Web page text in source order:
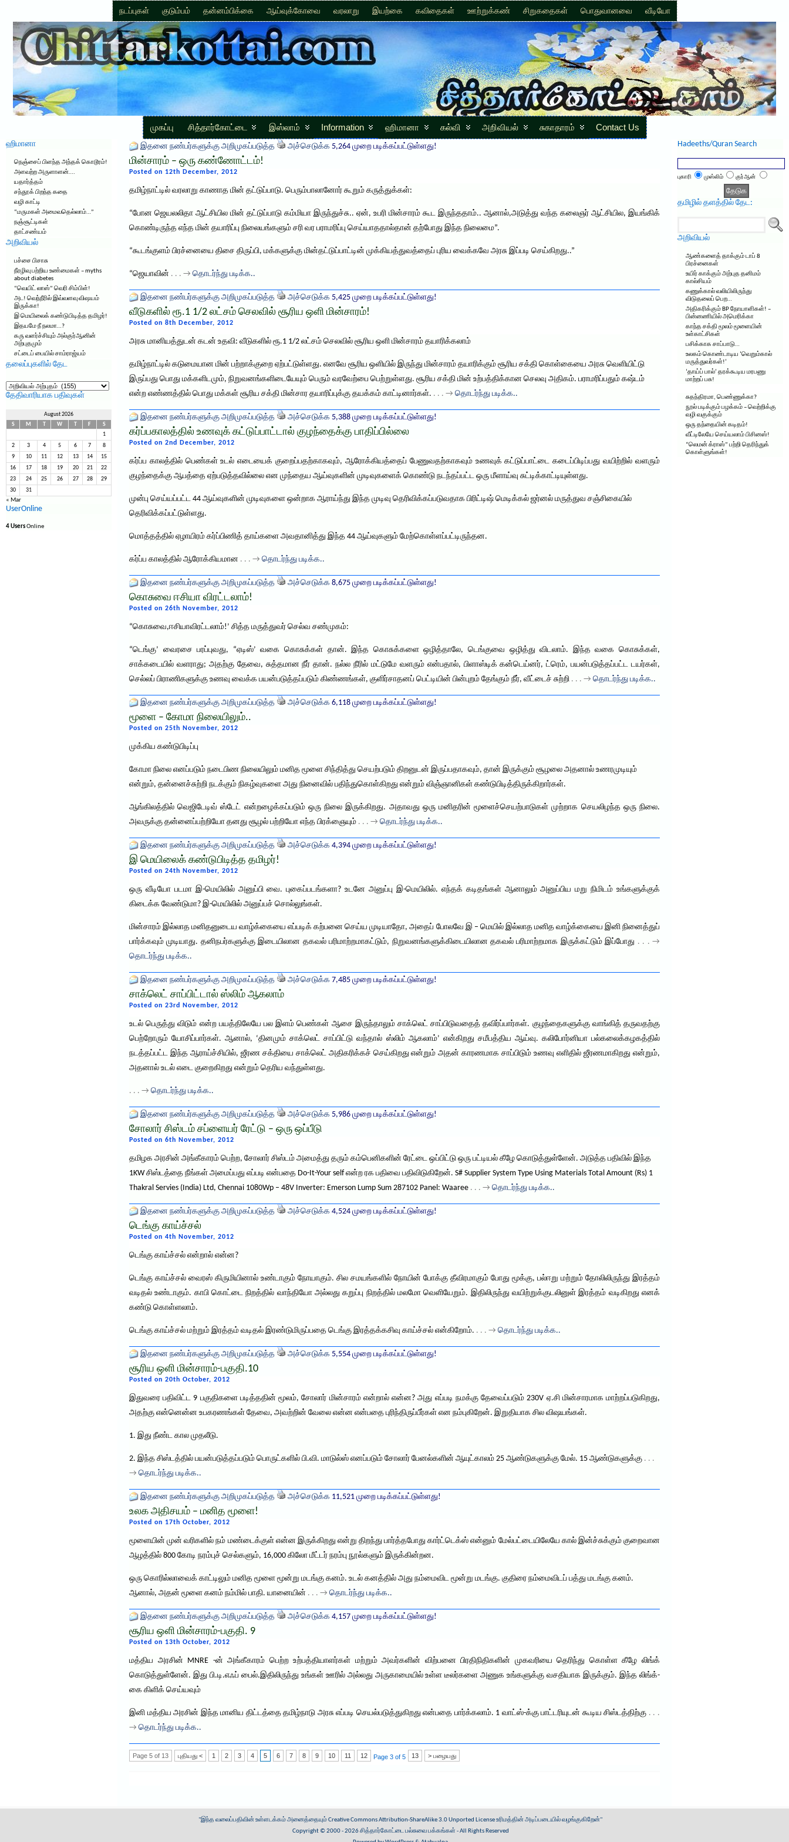
நடப்புகள் குடும்பம் தன்னம்பிக்கை ஆய்வுக்கோவை வரலாறு இயற்கை கவிதைகள் ஊற்றுக்கண் சிறுகதைகள் பொதுவானவை வீடியோ
முகப்பு சித்தார்கோட்டை இஸ்லாம் Information ஹிமானா கல்வி அறிவியல் சுகாதாரம் Contact Us
ஹிமானா
நெஞ்சைப் பிளந்த அந்தக் கொடூரம்!
அளவற்ற அருளாளன்….
யதார்த்தம்
சந்தூக் பிறந்த கதை
வழி காட்டி
“மருமகள் அமைவதெல்லாம்…”
நஞ்சூட்டிகள்
தாட்சண்யம்
அறிவியல்
பச்சை பிசாசு
நீரழிவு பற்றிய உண்மைகள் – myths
about diabetes
“வெயிட் லாஸ்” வெரி சிம்பிள்!
அட! வெந்நீரில் இவ்வளவு விஷயம்
இருக்கா!
இ மெயிலைக் கண்டுபிடித்த தமிழர்!
இதயமே நீ நலமா…?
கரு வளர்ச்சியும் அல்குர்ஆனின்
அற்புதமும்
சட்டைப் பையில் சாம்ராஜ்யம்
தலைப்புகளில் தேட
தலைப்புகளில்
தேட
தேதிவாரியாக பதிவுகள்
August 2026
S
M W F
S
1
2 3 4 5 6 7 8
9 10 11 12 13 14 15
16 17 18 19 20 21 22
23 24 25 26 27 28 29
30 31
« Mar
UserOnline
4 UsersOnline
இதனை நண்பர்களுக்கு அறிமுகப்படுத்த அச்செடுக்க 5,264 முறை படிக்கப்பட்டுள்ளது!
மின்சாரம் – ஒரு கண்ணோட்டம்!
Posted on 12th December, 2012
தமிழ்நாட்டில் வரலாறு காணாத மின் தட்டுப்பாடு. பெரும்பாலானோர் கூறும் கருத்துக்கள்:
“போன ஜெயலலிதா ஆட்சியில மின் தட்டுப்பாடு கம்மியா இருந்துச்சு.. ஏன், உபரி மின்சாரம் கூட இருந்ததாம்.. ஆனால்,அடுத்து வந்த கலைஞர் ஆட்சியில, இயங்கிக்
கொண்டிருந்த எந்த மின் தயாரிப்பு நிலையங்களும் சரி வர பராமரிப்பு செய்யாததால்தான் தற்போது இந்த நிலைமை”.
“கூடங்குளம் பிரச்னையை திசை திருப்பி, மக்களுக்கு மின்தட்டுப்பாட்டின் முக்கியத்துவத்தைப் புரிய வைக்கவே அரசு இப்படி செய்கிறது..”
“ஜெயாவின் . . . → தொடர்ந்து படிக்க..
இதனை நண்பர்களுக்கு அறிமுகப்படுத்த அச்செடுக்க 5,425 முறை படிக்கப்பட்டுள்ளது!
வீடுகளில் ரூ.1 1/2 லட்சம் செலவில் சூரிய ஒளி மின்சாரம்!
Posted on 8th December, 2012
அரசு மானியத்துடன் கடன் உதவி: வீடுகளில் ரூ.1 1/2 லட்சம் செலவில் சூரிய ஒளி மின்சாரம் தயாரிக்கலாம்
தமிழ்நாட்டில் கடுமையான மின் பற்றாக்குறை ஏற்பட்டுள்ளது. எனவே சூரிய ஒளியில் இருந்து மின்சாரம் தயாரிக்கும் சூரிய சக்தி கொள்கையை அரசு வெளியிட்டு
இருப்பது பொது மக்களிடமும், நிறுவனங்களிடையேயும் பெரும் வரவேற்பை பெற்றுள்ளது. சூரிய சக்தி மின் உற்பத்திக்கான செலவு அதிகம். பராமரிப்பதும் கஷ்டம்
என்ற எண்ணத்தில் பொது மக்கள் சூரிய சக்தி மின்சார தயாரிப்புக்கு தயக்கம் காட்டினார்கள். . . . → தொடர்ந்து படிக்க..
இதனை நண்பர்களுக்கு அறிமுகப்படுத்த அச்செடுக்க 5,388 முறை படிக்கப்பட்டுள்ளது!
கர்ப்பகாலத்தில் உணவுக் கட்டுப்பாட்டால் குழந்தைக்கு பாதிப்பில்லை
Posted on 2nd December, 2012
கர்ப்ப காலத்தில் பெண்கள் உடல் எடையைக் குறைப்பதற்காகவும், ஆரோக்கியத்தைப் பேணுவதற்காகவும் உணவுக் கட்டுப்பாட்டை கடைப்பிடிப்பது வயிற்றில் வளரும்
குழந்தைக்கு ஆபத்தை ஏற்படுத்தவில்லை என முந்தைய ஆய்வுகளின் முடிவுகளைக் கொண்டு நடந்தப்பட்ட ஒரு மீளாய்வு சுட்டிக்காட்டியுள்ளது.
முன்பு செய்யப்பட்ட 44 ஆய்வுகளின் முடிவுகளை ஒன்றாக ஆராய்ந்து இந்த முடிவு தெரிவிக்கப்படுவதாக பிரிட்டிஷ் மெடிக்கல் ஜர்னல் மருத்துவ சஞ்சிகையில்
தெரிவிக்கப்பட்டுள்ளது.
மொத்தத்தில் ஏழாயிரம் கர்ப்பிணித் தாய்களை அவதானித்து இந்த 44 ஆய்வுகளும் மேற்கொள்ளப்பட்டிருந்தன.
கர்ப்ப காலத்தில் ஆரோக்கியமான . . . → தொடர்ந்து படிக்க..
இதனை நண்பர்களுக்கு அறிமுகப்படுத்த அச்செடுக்க 8,675 முறை படிக்கப்பட்டுள்ளது!
கொசுவை ஈசியா விரட்டலாம்!
Posted on 26th November, 2012
“கொசுவை,ஈசியாவிரட்டலாம்!’ சித்த மருத்துவர் செல்வ சண்முகம்:
“டெங்கு’ வைரசை பரப்புவது, “ஏடிஸ்’ வகை கொசுக்கள் தான். இந்த கொசுக்களை ஒழித்தாலே, டெங்குவை ஒழித்து விடலாம். இந்த வகை கொசுக்கள்,
சாக்கடையில் வளராது; அதற்கு தேவை, சுத்தமான நீர் தான். நல்ல நீரில் மட்டுமே வளரும் என்பதால், பிளாஸ்டிக் கன்டெய்னர், ட்ரெம், பயன்படுத்தப்பட்ட டயர்கள்,
செல்லப் பிராணிகளுக்கு உணவு வைக்க பயன்படுத்தப்படும் கிண்ணங்கள், குளிர்சாதனப் பெட்டியின் பின்புறம் தேங்கும் நீர், வீட்டைச் சுற்றி . . . → தொடர்ந்து படிக்க..
இதனை நண்பர்களுக்கு அறிமுகப்படுத்த அச்செடுக்க 6,118 முறை படிக்கப்பட்டுள்ளது!
மூளை – கோமா நிலையிலும்..
Posted on 25th November, 2012
முக்கிய கண்டுபிடிப்பு
கோமா நிலை எனப்படும் நடைபிண நிலையிலும் மனித மூளை சிந்தித்து செயற்படும் திறனுடன் இருப்பதாகவும், தான் இருக்கும் சூழலை அதனால் உணரமுடியும்
என்றும், தன்னைச்சுற்றி நடக்கும் நிகழ்வுகளை அது நினைவில் பதிந்துகொள்கிறது என்றும் விஞ்ஞானிகள் கண்டுபிடித்திருக்கிறார்கள்.
ஆங்கிலத்தில் வெஜிடேடிவ் ஸ்டேட் என்றழைக்கப்படும் ஒரு நிலை இருக்கிறது. அதாவது ஒரு மனிதரின் மூளைச்செயற்பாடுகள் முற்றாக செயலிழந்த ஒரு நிலை.
அவருக்கு தன்னைப்பற்றியோ தனது சூழல் பற்றியோ எந்த பிரக்ஞையும் . . . → தொடர்ந்து படிக்க..
இதனை நண்பர்களுக்கு அறிமுகப்படுத்த அச்செடுக்க 4,394 முறை படிக்கப்பட்டுள்ளது!
இ மெயிலைக் கண்டுபிடித்த தமிழர்!
Posted on 24th November, 2012
ஒரு வீடியோ படமா இ-மெயிலில் அனுப்பி வை. புகைப்படங்களா? உடனே அனுப்பு இ-மெயிலில். எந்தக் கடிதங்கள் ஆனாலும் அனுப்பிய மறு நிமிடம் உங்களுக்குக்
கிடைக்க வேண்டுமா? இ-மெயிலில் அனுப்பச் சொல்லுங்கள்.
மின்சாரம் இல்லாத மனிதனுடைய வாழ்க்கையை எப்படிக் கற்பனை செய்ய முடியாதோ, அதைப் போலவே இ – மெயில் இல்லாத மனித வாழ்க்கையை இனி நினைத்துப்
பார்க்கவும் முடியாது. தனிநபர்களுக்கு இடையிலான தகவல் பரிமாற்றமாகட்டும், நிறுவனங்களுக்கிடையிலான தகவல் பரிமாற்றமாக இருக்கட்டும் இப்போது . . . →
தொடர்ந்து படிக்க..
இதனை நண்பர்களுக்கு அறிமுகப்படுத்த அச்செடுக்க 7,485 முறை படிக்கப்பட்டுள்ளது!
சாக்லெட் சாப்பிட்டால் ஸ்லிம் ஆகலாம்
Posted on 23rd November, 2012
உடல் பெருத்து விடும் என்ற பயத்திலேயே பல இளம் பெண்கள் ஆசை இருந்தாலும் சாக்லெட் சாப்பிடுவதைத் தவிர்ப்பார்கள். குழந்தைகளுக்கு வாங்கித் தருவதற்கு
பெற்றோரும் யோசிப்பார்கள். ஆனால், ‘தினமும் சாக்லெட் சாப்பிட்டு வந்தால் ஸ்லிம் ஆகலாம்’ என்கிறது சமீபத்திய ஆய்வு. கலிபோர்னியா பல்கலைக்கழகத்தில்
நடத்தப்பட்ட இந்த ஆராய்ச்சியில், ஜீரண சக்தியை சாக்லெட் அதிகரிக்கச் செய்கிறது என்றும் அதன் காரணமாக சாப்பிடும் உணவு எளிதில் ஜீரணமாகிறது என்றும்,
அதனால் உடல் எடை குறைகிறது என்றும் தெரிய வந்துள்ளது.
. . . → தொடர்ந்து படிக்க..
இதனை நண்பர்களுக்கு அறிமுகப்படுத்த அச்செடுக்க 5,986 முறை படிக்கப்பட்டுள்ளது!
சோலார் சிஸ்டம் சப்ளையர் ரேட்டு – ஒரு ஒப்பீடு
Posted on 6th November, 2012
தமிழக அரசின் அங்கீகாரம் பெற்ற, சோலார் சிஸ்டம் அமைத்து தரும் கம்பெனிகளின் ரேட்டை ஒப்பிட்டு ஒரு பட்டியல் கீழே கொடுத்துள்ளேன். அடுத்த பதிவில் இந்த
1KW சிஸ்டத்தை நீங்கள் அமைப்பது எப்படி என்பதை Do-It-Your self என்ற ரக பதிவை பதிவிடுகிறேன். S# Supplier System Type Using Materials Total Amount (Rs) 1
Thakral Servies (India) Ltd, Chennai 1080Wp – 48V Inverter: Emerson Lump Sum 287102 Panel: Waaree . . . → தொடர்ந்து படிக்க..
இதனை நண்பர்களுக்கு அறிமுகப்படுத்த அச்செடுக்க 4,524 முறை படிக்கப்பட்டுள்ளது!
டெங்கு காய்ச்சல்
Posted on 4th November, 2012
டெங்கு காய்ச்சல் என்றால் என்ன?
டெங்கு காய்ச்சல் வைரஸ் கிருமியினால் உண்டாகும் நோயாகும். சில சமயங்களில் நோயின் போக்கு தீவிரமாகும் போது மூக்கு, பல்ஈறு மற்றும் தோலிலிருந்து இரத்தம்
வடிதல் உண்டாகும். காபி கொட்டை நிறத்தில் வாந்தியோ அல்லது கறுப்பு நிறத்தில் மலமோ வெளியேறும். இதிலிருந்து வயிற்றுக்குடலினுள் இரத்தம் வடிகிறது எனக்
கண்டு கொள்ளலாம்.
டெங்கு காய்ச்சல் மற்றும் இரத்தம் வடிதல் இரண்டுமிருப்பதை டெங்கு இரத்தக்கசிவு காய்ச்சல் என்கிறோம். . . . → தொடர்ந்து படிக்க..
இதனை நண்பர்களுக்கு அறிமுகப்படுத்த அச்செடுக்க 5,554 முறை படிக்கப்பட்டுள்ளது!
சூரிய ஒளி மின்சாரம்-பகுதி.10
Posted on 20th October, 2012
இதுவரை பதிவிட்ட 9 பகுதிகளை படித்ததின் மூலம், சோலார் மின்சாரம் என்றால் என்ன? அது எப்படி நமக்கு தேவைப்படும் 230V ஏ.சி மின்சாரமாக மாற்றப்படுகிறது,
அதற்கு என்னென்ன உபகரணங்கள் தேவை, அவற்றின் வேலை என்ன என்பதை புரிந்திருப்பீர்கள் என நம்புகிறேன். இறுதியாக சில விஷயங்கள்.
1. இது நீண்ட கால முதலீடு.
2. இந்த சிஸ்டத்தில் பயன்படுத்தப்படும் பொருட்களில் பி.வி. மாடுல்ஸ் எனப்படும் சோலார் பேனல்களின் ஆயுட்காலம் 25 ஆண்டுகளுக்கு மேல். 15 ஆண்டுகளுக்கு . . .
→ தொடர்ந்து படிக்க..
இதனை நண்பர்களுக்கு அறிமுகப்படுத்த அச்செடுக்க 11,521 முறை படிக்கப்பட்டுள்ளது!
உலக அதிசயம் – மனித மூளை!
Posted on 17th October, 2012
மூளையின் முன் வரிகளில் நம் மண்டைக்குள் என்ன இருக்கிறது என்று திறந்து பார்த்தபோது கார்ட்டெக்ஸ் என்னும் மேல்பட்டையிலேயே கால் இன்ச்சுக்கும் குறைவான
ஆழத்தில் 800 கோடி நரம்புச் செல்களும், 16,000 கிலோ மீட்டர் நரம்பு நூல்களும் இருக்கின்றன.
ஒரு கொரில்லாவைக் காட்டிலும் மனித மூளை மூன்று மடங்கு கனம். உடல் கனத்தில் அது நம்மைவிட மூன்று மடங்கு. குதிரை நம்மைவிடப் பத்து மடங்கு கனம்.
ஆனால், அதன் மூளை கனம் நம்மில் பாதி. யானையின் . . . → தொடர்ந்து படிக்க..
இதனை நண்பர்களுக்கு அறிமுகப்படுத்த அச்செடுக்க 4,157 முறை படிக்கப்பட்டுள்ளது!
சூரிய ஒளி மின்சாரம்-பகுதி. 9
Posted on 13th October, 2012
மத்திய அரசின் MNRE -ன் அங்கீகாரம் பெற்ற உற்பத்தியாளர்கள் மற்றும் அவர்களின் விற்பனை பிரதிநிதிகளின் முகவரியை தெரிந்து கொள்ள கீழே லிங்க்
கொடுத்துள்ளேன். இது பி.டி.எஃப் பைல்.இதிலிருந்து உங்கள் ஊரில் அல்லது அருகாமையில் உள்ள டீலர்களை அணுக உங்களுக்கு வசதியாக இருக்கும். இந்த லிங்க்-
கை கிளிக் செய்யவும்
இனி மத்திய அரசின் இந்த மானிய திட்டத்தை தமிழ்நாடு அரசு எப்படி செயல்படுத்துகிறது என்பதை பார்க்கலாம். 1 வாட்ஸ்-க்கு பாட்டரியுடன் கூடிய சிஸ்டத்திற்கு . . .
→ தொடர்ந்து படிக்க..
Page 5 of 13 புதியது < 1 2 3 4 5 6 7 8 9 10 11 12 Page 3 of 5 13 > பழையது
Hadeeths/Quran Search
புகாரி முஸ்லிம் குர்ஆன்
தமிழில் தளத்தில் தேட:
அறிவியல்
ஆண்களைத் தாக்கும் டாப் 8
பிரச்னைகள்
உயிர் காக்கும் அற்புத தனிமம்
கால்சியம்
கணுக்கால் வலியிலிருந்து
விடுதலைப் பெற…
அதிகரிக்கும் BP நோயாளிகள்! –
பின்னணியில் அமெரிக்கா
காந்த சக்தி மூலம் மூளையின்
உள்காட்சிகள்
பசிக்காக சாப்பாடு…
உலகம் கொண்டாடிய ‘வெறும்கால்
மருத்துவர்கள்!’
‘தாய்ப் பால்’ தரக்கூடிய மரபணு
மாற்றப் பசு!
சுதந்திரமா, பெண்ணுக்கா?
நூல் படிக்கும் பழக்கம் – வெற்றிக்கு
வழி வகுக்கும்
ஒரு தந்தையின் கடிதம்!
வீட்டிலேயே செய்யலாம் பிசினஸ்!
“லெமன் க்ராஸ்” பற்றி தெரிந்துக்
கொள்ளுங்கள்!
"இந்த வலைப்பதிவின் உள்ளடக்கம் அனைத்தையும்Creative Commons Attribution-ShareAlike 3.0 Unported Licenseஉரிமத்தின் அடிப்படையில் வழங்குகிறேன்"
Copyright © 2000 - 2026சித்தார்கோட்டை பல்சுவை பக்கங்கள் - All Rights Reserved